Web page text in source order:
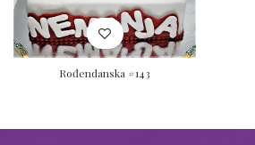
Rođendanska #143